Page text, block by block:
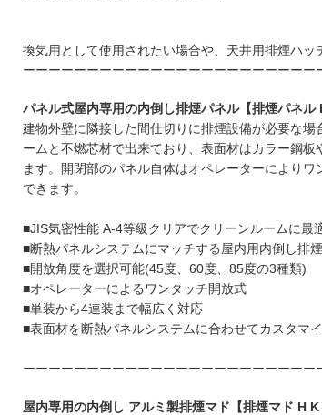
換気用として使用されたい場合や、天井用排煙ハッ
ーーーーーーーーーーーーーーーーーーーーーーー
パネル式屋内専用の内倒し排煙パネル【排煙パネル
建物外壁に隣接した間仕切りに排煙設備が必要な
ームと不燃芯材で出来ており、表面材はカラー鋼
ます。開閉部のパネル自体はオペレーターにより
できます。
■JIS気密性能 A-4等級クリアでクリーンルームに最
■断熱パネルシステムにマッチする屋内用内倒し排
■開放角度を選択可能(45度、60度、85度の3種類)
■オペレーターによるワンタッチ開放式
■単装から4連装まで幅広く対応
■表面材を断熱パネルシステムに合わせてカスタマ
ーーーーーーーーーーーーーーーーーーーーーーー
屋内専用の内倒し アルミ製排煙マド【排煙マド H K